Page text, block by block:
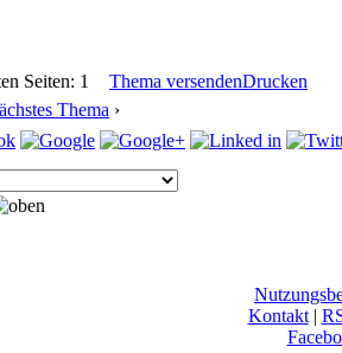
Seiten: 1 Thema versendenDrucken
Thema ›
Kontakt|